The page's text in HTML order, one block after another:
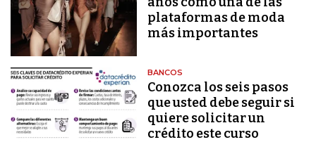
plataformas de moda
más importantes
BANCOS
Conozca los seis pasos
que usted debe seguir si
quiere solicitar un
crédito este curso